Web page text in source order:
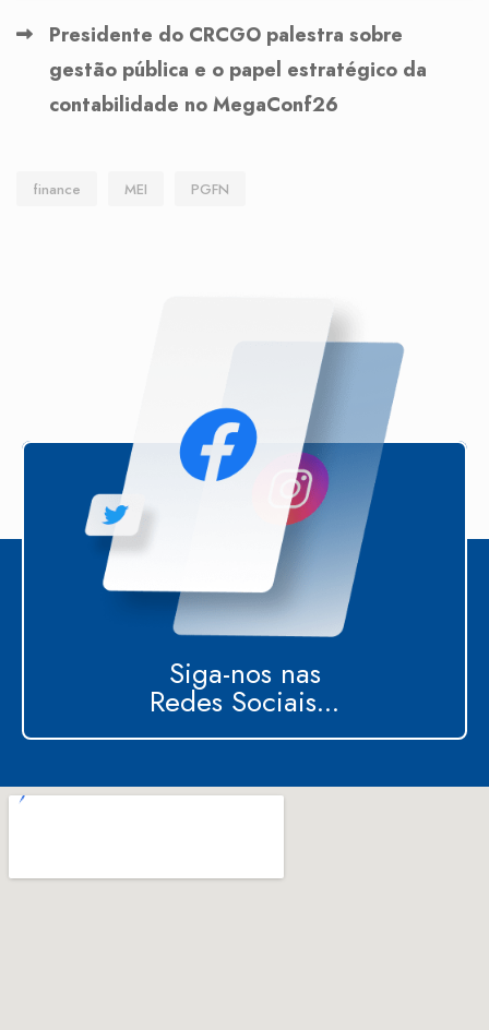
Presidente do CRCGO palestra sobre
gestão pública e o papel estratégico da
contabilidade no MegaConf26
finance MEI PGFN
Siga-nos nas
Redes Sociais...